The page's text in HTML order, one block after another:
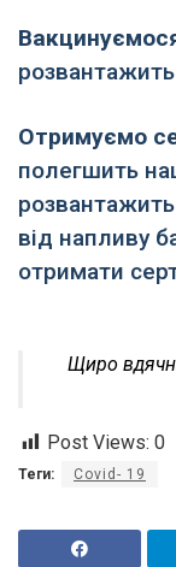
розвантажить
Отримуємо
полегшить
розвантажить
від напливу
отримати
Щиро
Post Views: 0
Теги: Covid- 19